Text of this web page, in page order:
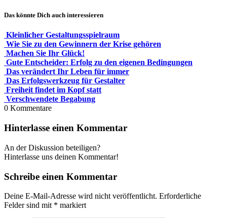
Das könnte Dich auch interessieren
Kleinlicher Gestaltungsspielraum
Wie Sie zu den Gewinnern der Krise gehören
Machen Sie Ihr Glück!
Gute Entscheider: Erfolg zu den eigenen Bedingungen
Das verändert Ihr Leben für immer
Das Erfolgswerkzeug für Gestalter
Freiheit findet im Kopf statt
Verschwendete Begabung
0 Kommentare
Hinterlasse einen Kommentar
An der Diskussion beteiligen?
Hinterlasse uns deinen Kommentar!
Schreibe einen Kommentar
Deine E-Mail-Adresse wird nicht veröffentlicht. Erforderliche
Felder sind mit * markiert